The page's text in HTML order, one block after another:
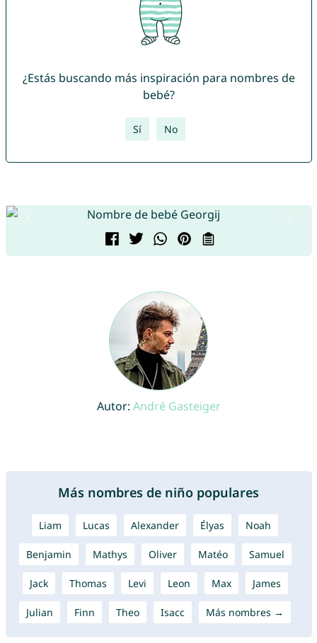
¿Estás buscando más inspiración para nombres de
bebé?
Sí No
Autor: André Gasteiger
Más nombres de niño populares
Liam Lucas Alexander Élyas Noah
Benjamin Mathys Oliver Matéo Samuel
Jack Thomas Levi Leon Max James
Julian Finn Theo Isacc Más nombres →